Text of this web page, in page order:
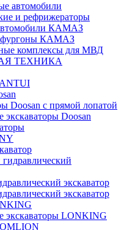
автомобили
и рефрижераторы
КАМАЗ
фургоны КАМАЗ
комплексы для МВД
ТЕХНИКА
Doosan с прямой лопатой
экскаваторы Doosan
экскаватор
экскаватор
экскаваторы LONKING